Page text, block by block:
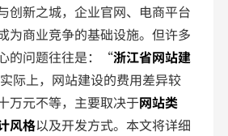
创新之城，企业官网、电商平台
为商业竞争的基础设施。但许多
的问题往往是：“浙江省网站建
际上，网站建设的费用差异较
万元不等，主要取决于网站类
风格以及开发方式。本文将详细